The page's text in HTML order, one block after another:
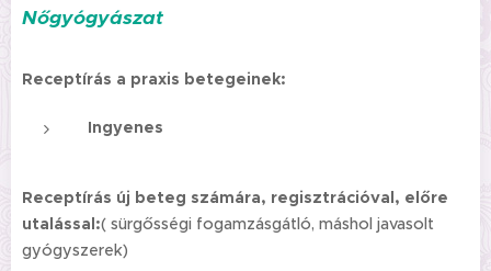
Nőgyógyászat
Receptírás a praxis betegeinek:
Ingyenes
Receptírás új beteg számára, regisztrációval, előre
utalással:( sürgősségi fogamzásgátló, máshol javasolt
gyógyszerek)